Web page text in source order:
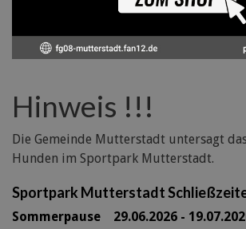
Hinweis !!!
Die Gemeinde Mutterstadt untersagt
Hunden im Sportpark Mutterstadt.
Sportpark Mutterstadt
Sommerpause 29.06.2026 -